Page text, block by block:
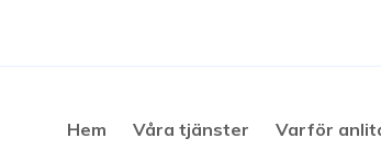
Hem Våra tjänster Varför